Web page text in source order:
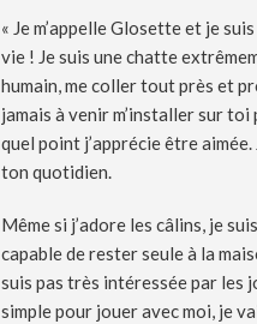
« Je m’appelle Glosette et je
vie ! Je suis une chatte
humain, me coller tout près et
jamais à venir m’installer sur
quel point j’apprécie être
ton quotidien.
Même si j’adore les câlins, je
capable de rester seule à la
suis pas très intéressée par les
simple pour jouer avec moi, je